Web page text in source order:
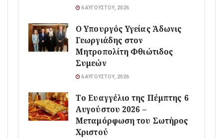
6 ΑΥΓΟΎΣΤΟΥ, 2026
O Υπουργός Υγείας Άδωνις
Γεωργιάδης στον
Μητροπολίτη Φθιώτιδος
Συμεών
6 ΑΥΓΟΎΣΤΟΥ, 2026
Το Ευαγγέλιο της Πέμπτης 6
Αυγούστου 2026 –
Μεταμόρφωση του Σωτήρος
Χριστού